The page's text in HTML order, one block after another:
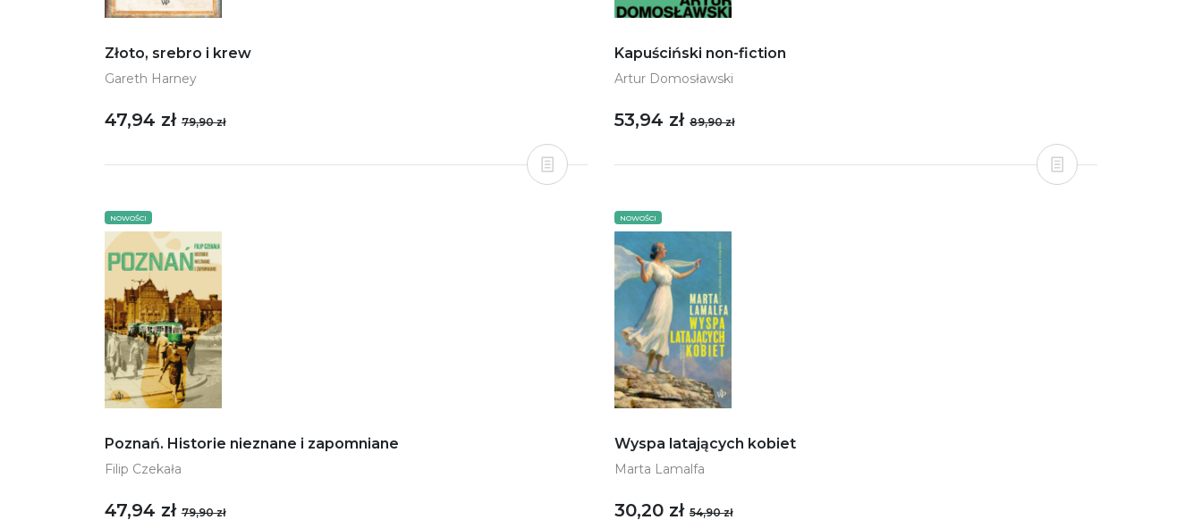
Złoto, srebro i krew
Gareth Harney
47,94 zł 79,90 zł
Kapuściński non-fiction
Artur Domosławski
53,94 zł 89,90 zł
NOWOŚCI
Poznań. Historie nieznane i zapomniane
Filip Czekała
47,94 zł 79,90 zł
NOWOŚCI
Wyspa latających kobiet
Marta Lamalfa
30,20 zł 54,90 zł